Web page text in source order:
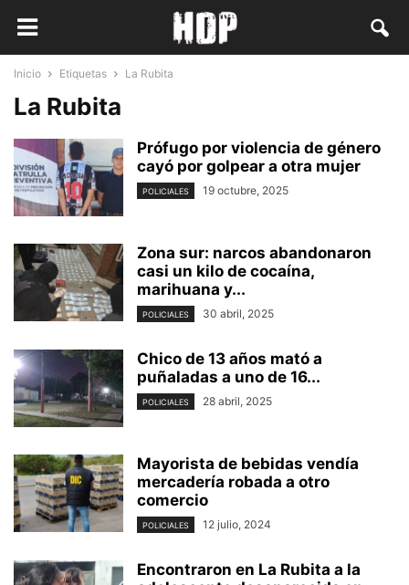
Inicio Etiquetas La Rubita
La Rubita
Prófugo por violencia de género
cayó por golpear a otra mujer
POLICIALES 19 octubre, 2025
Zona sur: narcos abandonaron
casi un kilo de cocaína,
marihuana y...
POLICIALES 30 abril, 2025
Chico de 13 años mató a
puñaladas a uno de 16...
POLICIALES 28 abril, 2025
Mayorista de bebidas vendía
mercadería robada a otro
comercio
POLICIALES 12 julio, 2024
Encontraron en La Rubita a la